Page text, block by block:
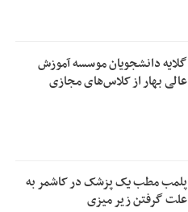
گلایه دانشجویان موسسه آموزش
عالی بهار از کلاس‌های مجازی
پلمب مطب یک پزشک در کاشمر به
علت گرفتن زیر میزی